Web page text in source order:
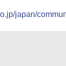
japan/